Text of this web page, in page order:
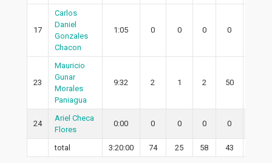
17
Carlos
Daniel
Gonzales
Chacon
1:05 0 0 0 0
23
Mauricio
Gunar
Morales
Paniagua
9:32 2 1 2 50
24
Ariel Checa
Flores
0:00 0 0 0 0
total 3:20:00 74 25 58 43